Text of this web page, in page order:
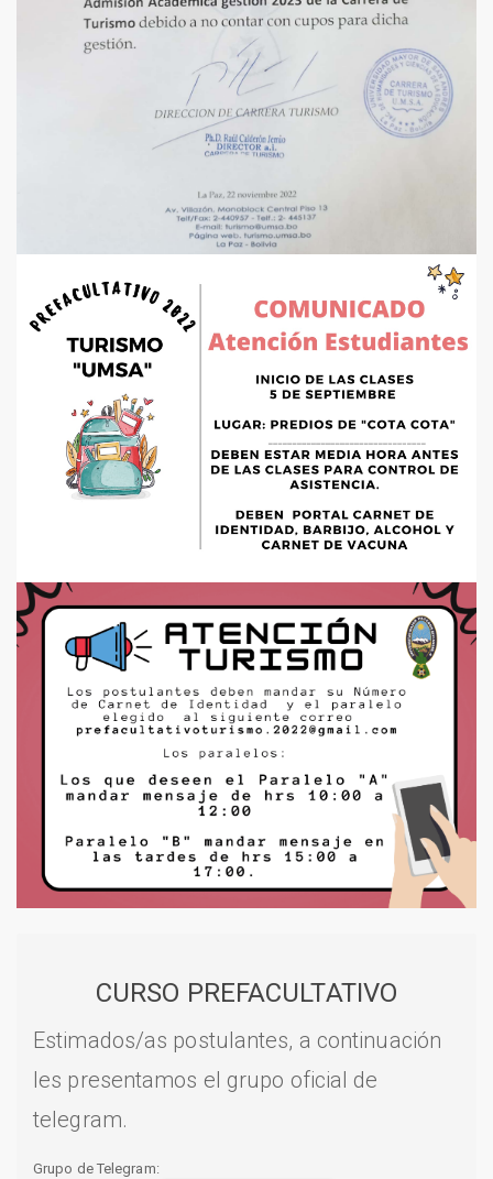
CURSO PREFACULTATIVO
Estimados/as postulantes, a continuación
les presentamos el grupo oficial de
telegram.
Grupo de Telegram: